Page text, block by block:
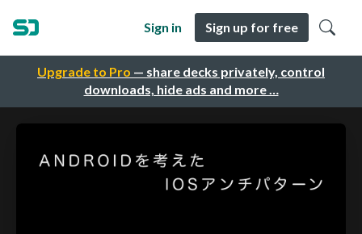
Upgrade to Pro — share decks privately, control
downloads, hide ads and more …
Sign in Sign up for free